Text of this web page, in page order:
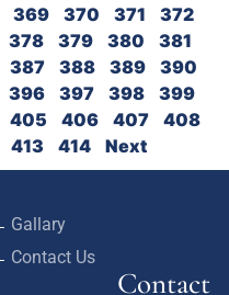
369 370 371
372
378 379 380
381
387 388 389
390
396 397 398
399
405 406 407
408
413 414 Next
Gallary
Contact Us
Contact